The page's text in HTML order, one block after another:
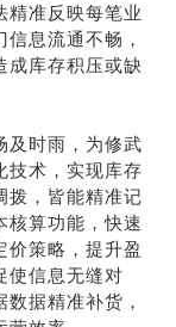
精准反映每笔业
息流通不畅，
成库存积压或缺
及时雨，为修武
技术，实现库存
拨，皆能精准记
核算功能，快速
价策略，提升盈
使信息无缝对
据精准补货，